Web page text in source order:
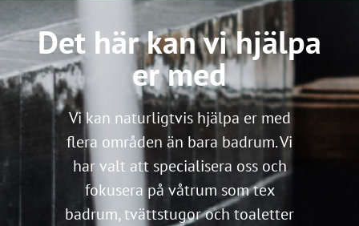
Det här kan vi hjälpa
er med
Vi kan naturligtvis hjälpa er med
flera områden än bara badrum. Vi
har valt att specialisera oss och
fokusera på våtrum som tex
badrum, tvättstugor och toaletter